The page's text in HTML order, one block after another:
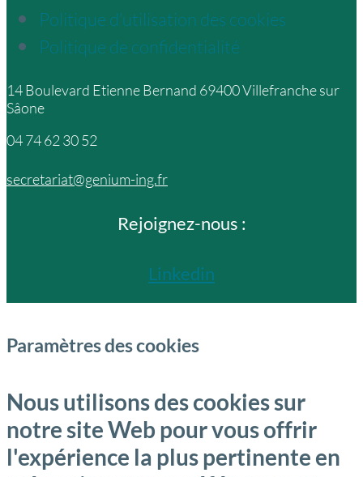
Politique d’utilisation des cookies
Politique de confidentialité
14 Boulevard Etienne Bernand 69400 Villefranche sur
Sâone
04 74 62 30 52
secretariat@genium-ing.fr
Rejoignez-nous :
Linkedin
Paramètres des cookies
Nous utilisons des cookies sur
notre site Web pour vous offrir
l'expérience la plus pertinente en